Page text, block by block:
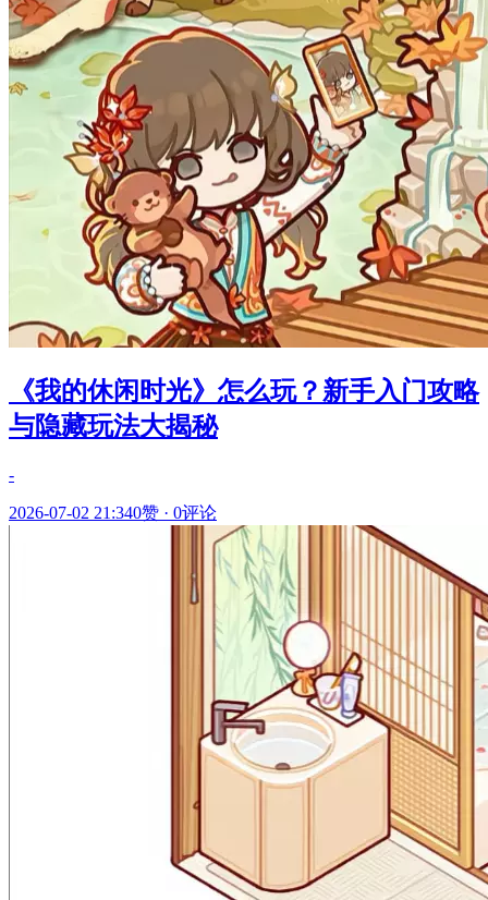
《我的休闲时光》怎么玩？新手入门攻略
与隐藏玩法大揭秘
-
2026-07-02 21:340赞 · 0评论